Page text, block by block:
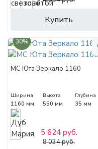
Купить
30%
МС Юта Зеркало 1160
Ширина
1160 мм
Высота
550 мм
Глубина
35 мм
5 624 руб.
8 034 руб.